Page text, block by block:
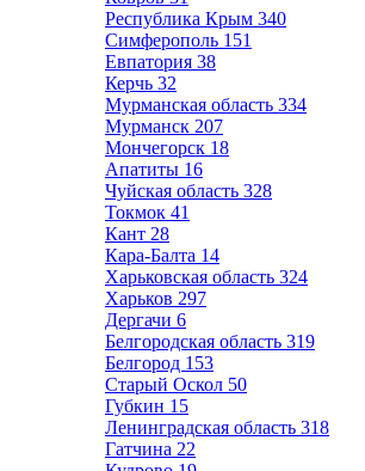
Республика Крым 340
Симферополь 151
Евпатория 38
Керчь 32
Мурманская область 334
Мурманск 207
Мончегорск 18
Апатиты 16
Чуйская область 328
Токмок 41
Кант 28
Кара-Балта 14
Харьковская область 324
Харьков 297
Дергачи 6
Белгородская область 319
Белгород 153
Старый Оскол 50
Губкин 15
Ленинградская область 318
Гатчина 22